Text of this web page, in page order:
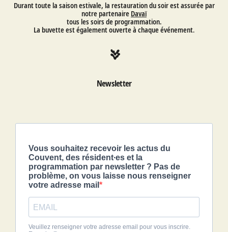
Durant toute la saison estivale, la restauration du soir est assurée par
notre partenaire Davaï
tous les soirs de programmation.
La buvette est également ouverte à chaque événement.
Newsletter